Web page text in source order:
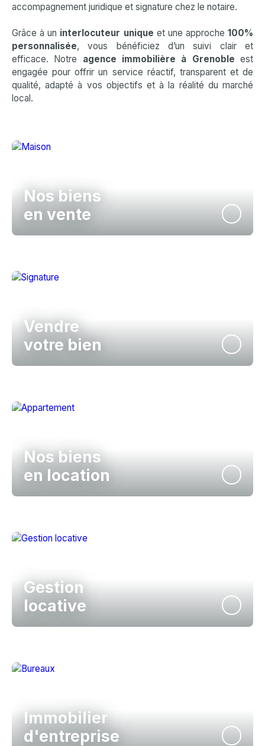
accompagnement juridique et signature chez le notaire.
Grâce à un interlocuteur unique et une approche 100%
personnalisée, vous bénéficiez d’un suivi clair et
efficace. Notre agence immobilière à Grenoble est
engagée pour offrir un service réactif, transparent et de
qualité, adapté à vos objectifs et à la réalité du marché
local.
Nos biens
en vente
Vendre
votre bien
Nos biens
en location
Gestion
locative
Immobilier
d'entreprise